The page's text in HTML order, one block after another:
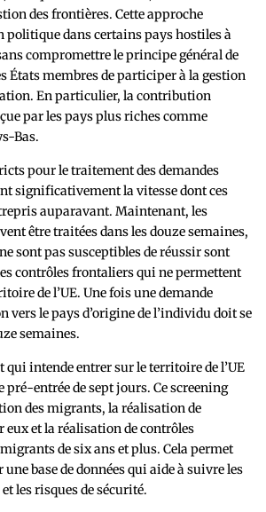
des frontières. Cette approche
dans certains pays hostiles à
compromettre le principe général de
États membres de participer à la gestion
En particulier, la contribution
par les pays plus riches comme
Bas.
pour le traitement des demandes
significativement la vitesse dont ces
auparavant. Maintenant, les
être traitées dans les douze semaines,
sont pas susceptibles de réussir sont
contrôles frontaliers qui ne permettent
de l’UE. Une fois une demande
vers le pays d’origine de l’individu doit se
semaines.
intende entrer sur le territoire de l’UE
pré-entrée de sept jours. Ce screening
des migrants, la réalisation de
eux et la réalisation de contrôles
de six ans et plus. Cela permet
base de données qui aide à suivre les
les risques de sécurité.